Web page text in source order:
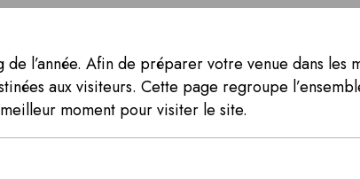
l’année. Afin de préparer votre venue dans
aux visiteurs. Cette page regroupe
moment pour visiter le site.